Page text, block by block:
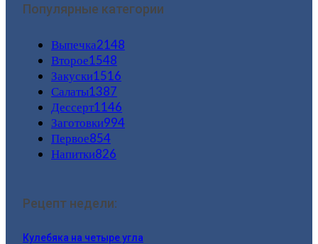
Популярные категории
Выпечка2148
Второе1548
Закуски1516
Салаты1387
Дессерт1146
Заготовки994
Первое854
Напитки826
Рецепт недели:
Кулебяка на четыре угла